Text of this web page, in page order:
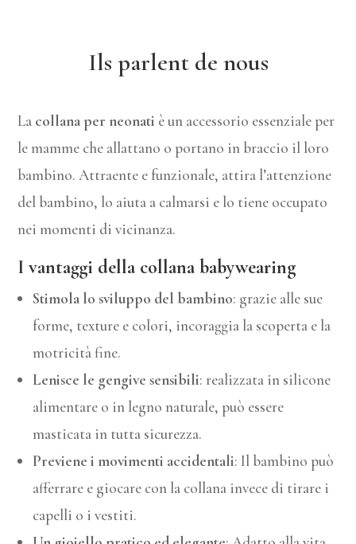
Ils parlent de nous
La collana per neonati è un accessorio essenziale per
le mamme che allattano o portano in braccio il loro
bambino. Attraente e funzionale, attira l’attenzione
del bambino, lo aiuta a calmarsi e lo tiene occupato
nei momenti di vicinanza.
I vantaggi della collana babywearing
Stimola lo sviluppo del bambino: grazie alle sue
forme, texture e colori, incoraggia la scoperta e la
motricità fine.
Lenisce le gengive sensibili: realizzata in silicone
alimentare o in legno naturale, può essere
masticata in tutta sicurezza.
Previene i movimenti accidentali: Il bambino può
afferrare e giocare con la collana invece di tirare i
capelli o i vestiti.